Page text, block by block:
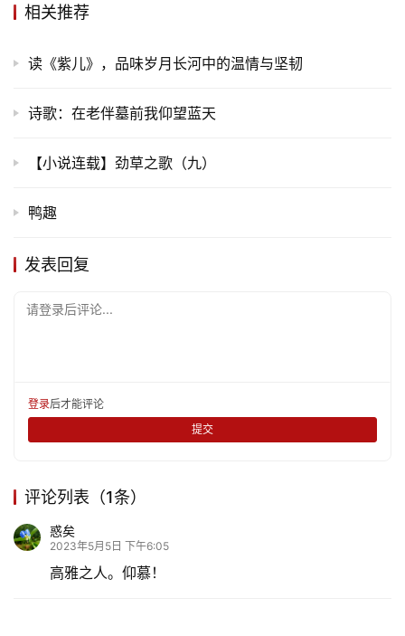
相关推荐
读《紫儿》，品味岁月长河中的温情与坚韧
诗歌：在老伴墓前我仰望蓝天
【小说连载】劲草之歌（九）
鸭趣
发表回复
请登录后评论...
登录后才能评论
提交
评论列表（1条）
惑矣
2023年5月5日 下午6:05
高雅之人。仰慕！